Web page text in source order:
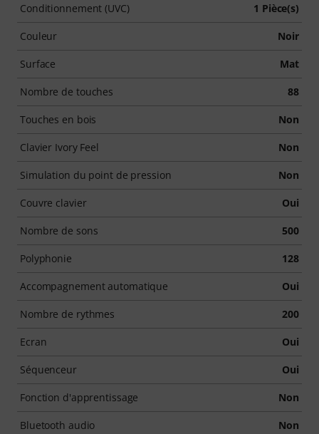
Conditionnement (UVC) 1 Pièce(s)
Couleur Noir
Surface Mat
Nombre de touches 88
Touches en bois Non
Clavier Ivory Feel Non
Simulation du point de pression Non
Couvre clavier Oui
Nombre de sons 500
Polyphonie 128
Accompagnement automatique Oui
Nombre de rythmes 200
Ecran Oui
Séquenceur Oui
Fonction d'apprentissage Non
Bluetooth audio Non